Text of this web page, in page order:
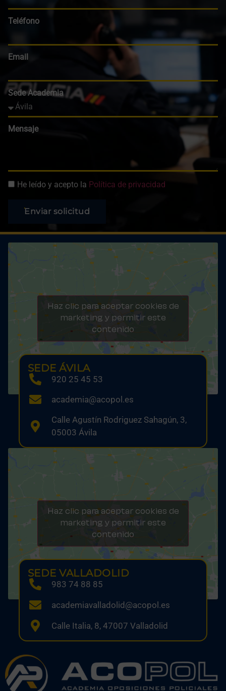
Teléfono
Email
Sede Academia
Mensaje
He leído y acepto la Política de privacidad
Enviar solicitud
Haz clic para aceptar cookies de
marketing y permitir este
contenido
SEDE ÁVILA
920 25 45 53
academia@acopol.es
Calle Agustín Rodriguez Sahagún, 3,
05003 Ávila
Haz clic para aceptar cookies de
marketing y permitir este
contenido
SEDE VALLADOLID
983 74 88 85
academiavalladolid@acopol.es
Calle Italia, 8, 47007 Valladolid